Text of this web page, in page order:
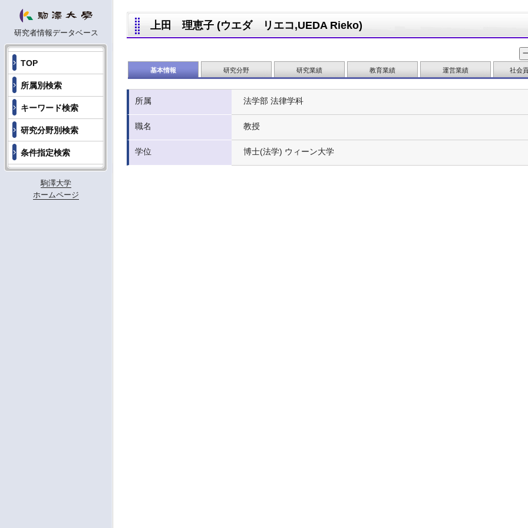
研究者情報データベース
TOP
所属別検索
キーワード検索
研究分野別検索
条件指定検索
駒澤大学
ホームページ
上田 理恵子 (ウエダ リエコ,UEDA Rieko)
基本情報 研究分野 研究業績 教育業績 運営業績 社会
所属 法学部 法律学科
職名 教授
学位 博士(法学) ウィーン大学